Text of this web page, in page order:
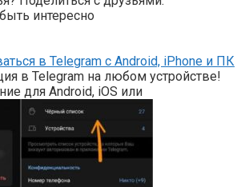
интересно
в Telegram с Android, iPhone и ПК
в Telegram на любом устройстве!
для Android, iOS или